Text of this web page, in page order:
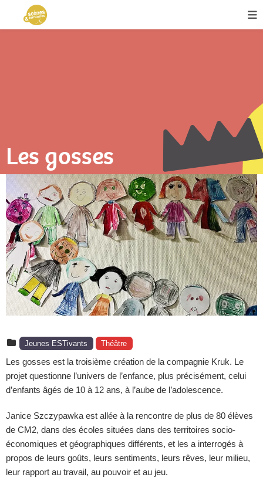
Les gosses
Jeunes ESTivants Théâtre
Les gosses est la troisième création de la compagnie Kruk. Le
projet questionne l’univers de l’enfance, plus précisément, celui
d’enfants âgés de 10 à 12 ans, à l’aube de l’adolescence.
Janice Szczypawka est allée à la rencontre de plus de 80 élèves
de CM2, dans des écoles situées dans des territoires socio-
économiques et géographiques différents, et les a interrogés à
propos de leurs goûts, leurs sentiments, leurs rêves, leur milieu,
leur rapport au travail, au pouvoir et au jeu.